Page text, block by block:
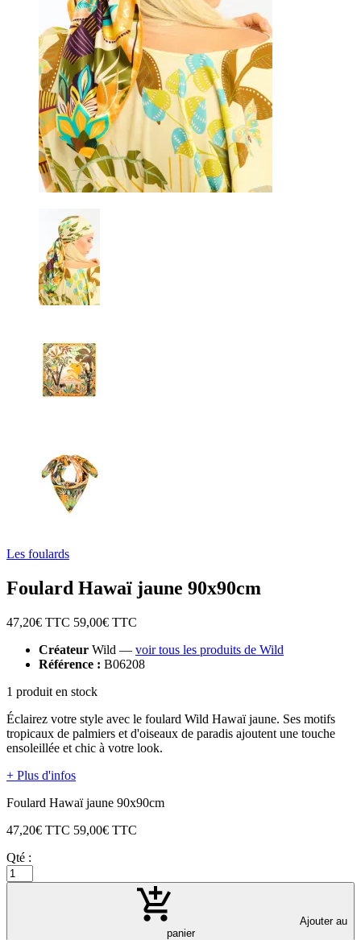
Les foulards
Foulard Hawaï jaune 90x90cm
47,20€ TTC 59,00€ TTC
Créateur Wild — voir tous les produits de Wild
Référence : B06208
1 produit en stock
Éclairez votre style avec le foulard Wild Hawaï jaune. Ses motifs
tropicaux de palmiers et d'oiseaux de paradis ajoutent une touche
ensoleillée et chic à votre look.
+ Plus d'infos
Foulard Hawaï jaune 90x90cm
47,20€ TTC 59,00€ TTC
Qté :
Ajouter au
panier